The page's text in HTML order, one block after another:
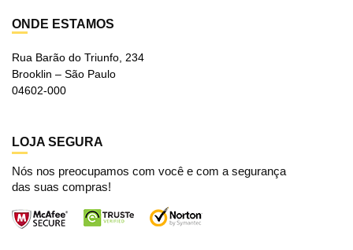
ONDE ESTAMOS
Rua Barão do Triunfo, 234
Brooklin – São Paulo
04602-000
LOJA SEGURA
Nós nos preocupamos com você e com a segurança
das suas compras!